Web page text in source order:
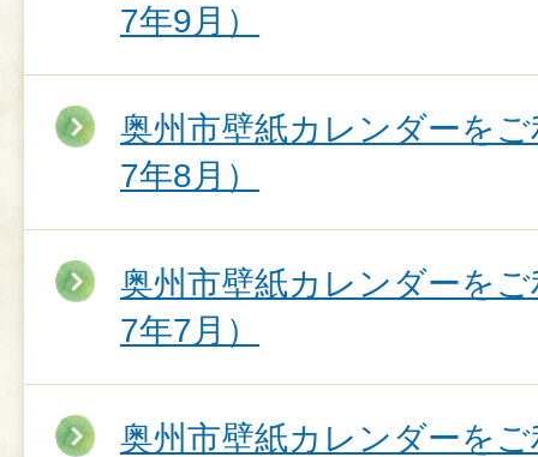
7年9月）
奥州市壁紙カレンダーを
7年8月）
奥州市壁紙カレンダーを
7年7月）
奥州市壁紙カレンダーを